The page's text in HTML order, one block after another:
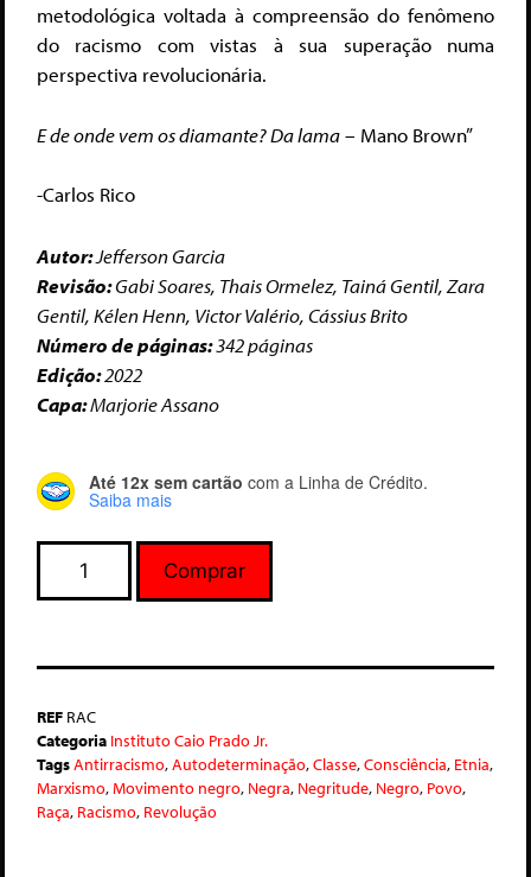
metodológica voltada à compreensão do fenômeno
do racismo com vistas à sua superação numa
perspectiva revolucionária.
E de onde vem os diamante? Da lama– Mano Brown”
-Carlos Rico
Autor:Jefferson Garcia
Revisão:Gabi Soares, Thais Ormelez, Tainá Gentil, Zara
Gentil, Kélen Henn, Victor Valério, Cássius Brito
Número de páginas:342 páginas
Edição:2022
Capa:Marjorie Assano
Até 12x sem cartão com a Linha de Crédito.
Saiba mais
Comprar
REF RAC
Categoria Instituto Caio Prado Jr.
TagsAntirracismo,Autodeterminação,Classe,Consciência, Etnia,
Marxismo,Movimento negro, Negra, Negritude, Negro, Povo,
Raça, Racismo, Revolução